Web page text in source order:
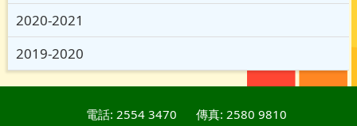
2020-2021
2019-2020
電話: 2554 3470
傳真: 2580 9810